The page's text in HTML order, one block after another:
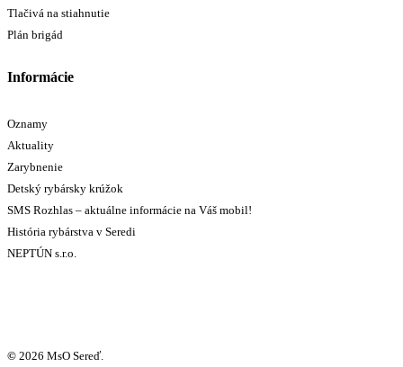
Tlačivá na stiahnutie
Plán brigád
Informácie
Oznamy
Aktuality
Zarybnenie
Detský rybársky krúžok
SMS Rozhlas – aktuálne informácie na Váš mobil!
História rybárstva v Seredi
NEPTÚN s.r.o.
© 2026 MsO Sereď.